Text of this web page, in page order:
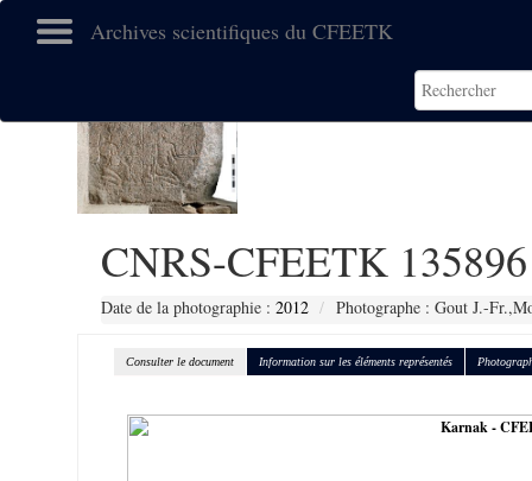
Archives scientifiques du CFEETK
CNRS-CFEETK 135896
Date de la photographie : 2012 Photographe : Gout J.-
Consulter le document Information sur les éléments représentés